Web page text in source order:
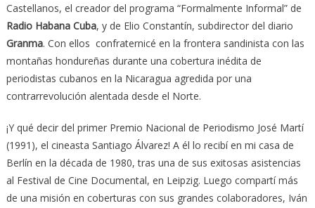
Castellanos, el creador del programa “Formalmente Informal” de
Radio Habana Cuba, y de Elio Constantín, subdirector del diario
Granma. Con ellos confraternicé en la frontera sandinista con las
montañas hondureñas durante una cobertura inédita de
periodistas cubanos en la Nicaragua agredida por una
contrarrevolución alentada desde el Norte.
¡Y qué decir del primer Premio Nacional de Periodismo José Martí
(1991), el cineasta Santiago Álvarez! A él lo recibí en mi casa de
Berlín en la década de 1980, tras una de sus exitosas asistencias
al Festival de Cine Documental, en Leipzig. Luego compartí más
de una misión en coberturas con sus grandes colaboradores, Iván